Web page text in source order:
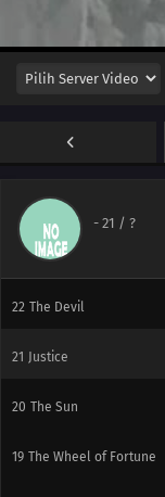
- 21 / ?
Judgement
The World
22 The Devil
21 Justice
20 The Sun
19 The Wheel of Fortune